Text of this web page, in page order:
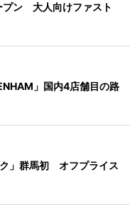
プン 大人向けファスト
」国内4店舗目の路
」群馬初 オフプライス